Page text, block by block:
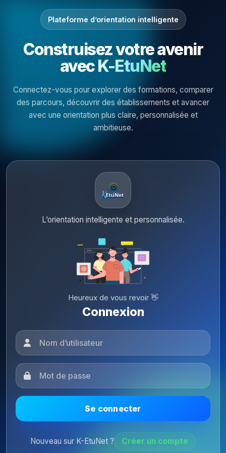
Plateforme d’orientation intelligente
Construisez votre avenir
avecK-EtuNet
Connectez-vous pour explorer des formations, comparer
des parcours, découvrir des établissements et avancer
avec une orientation plus claire, personnalisée et
ambitieuse.
L’orientation intelligente et personnalisée.
Heureux de vous revoir 👋
Connexion
Se connecter
Nouveau sur K-EtuNet ? Créer un compte